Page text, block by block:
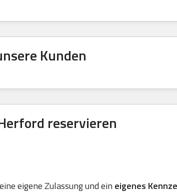
Kunden
reservieren
eigene Zulassung und ein eigenes